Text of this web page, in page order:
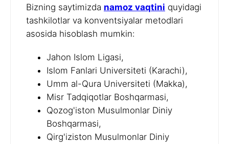
Bizning saytimizda namoz vaqtini quyidagi
tashkilotlar va konventsiyalar metodlari
asosida hisoblash mumkin:
Jahon Islom Ligasi,
Islom Fanlari Universiteti (Karachi),
Umm al-Qura Universiteti (Makka),
Misr Tadqiqotlar Boshqarmasi,
Qozog'iston Musulmonlar Diniy
Boshqarmasi,
Qirg'iziston Musulmonlar Diniy